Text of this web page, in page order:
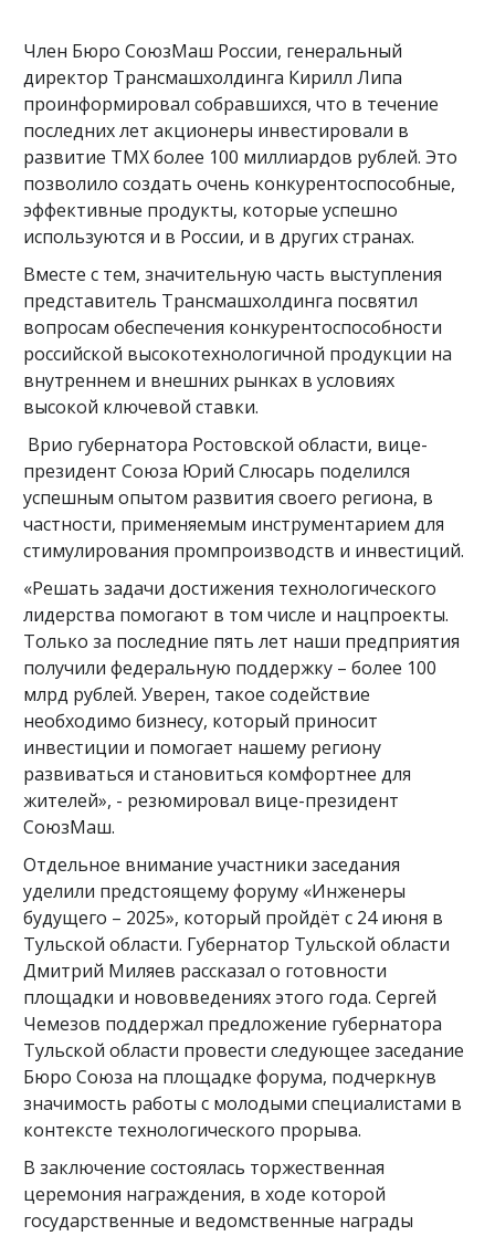
Член Бюро СоюзМаш России, генеральный
директор Трансмашхолдинга Кирилл Липа
проинформировал собравшихся, что в течение
последних лет акционеры инвестировали в
развитие ТМХ более 100 миллиардов рублей. Это
позволило создать очень конкурентоспособные,
эффективные продукты, которые успешно
используются и в России, и в других странах.
Вместе с тем, значительную часть выступления
представитель Трансмашхолдинга посвятил
вопросам обеспечения конкурентоспособности
российской высокотехнологичной продукции на
внутреннем и внешних рынках в условиях
высокой ключевой ставки.
Врио губернатора Ростовской области, вице-
президент Союза Юрий Слюсарь поделился
успешным опытом развития своего региона, в
частности, применяемым инструментарием для
стимулирования промпроизводств и инвестиций.
«Решать задачи достижения технологического
лидерства помогают в том числе и нацпроекты.
Только за последние пять лет наши предприятия
получили федеральную поддержку – более 100
млрд рублей. Уверен, такое содействие
необходимо бизнесу, который приносит
инвестиции и помогает нашему региону
развиваться и становиться комфортнее для
жителей», - резюмировал вице-президент
СоюзМаш.
Отдельное внимание участники заседания
уделили предстоящему форуму «Инженеры
будущего – 2025», который пройдёт с 24 июня в
Тульской области. Губернатор Тульской области
Дмитрий Миляев рассказал о готовности
площадки и нововведениях этого года. Сергей
Чемезов поддержал предложение губернатора
Тульской области провести следующее заседание
Бюро Союза на площадке форума, подчеркнув
значимость работы с молодыми специалистами в
контексте технологического прорыва.
В заключение состоялась торжественная
церемония награждения, в ходе которой
государственные и ведомственные награды